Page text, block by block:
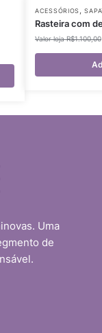
ACESSÓRIOS,
Rasteira com
R$1.100,00
Uma
de